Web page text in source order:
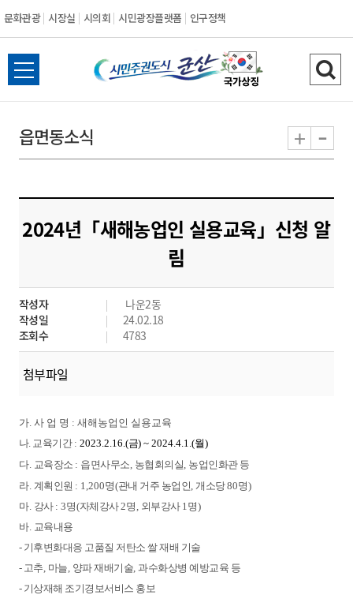
문화관광 시장실 시의회 시민광장플랫폼 인구정책
시
민
도
시
군
산
전
체
뉴
열
검
색
기
읍면동소식 + -
2024년「새해농업인 실용교육」신청 알
림
작성자
나운2동
작성일
24.02.18
조회수
4783
첨부파일
가. 사 업 명 : 새해농업인 실용교육
나. 교육기간 : 2023.2.16.(금) ~ 2024.4.1.(월)
다. 교육장소 : 읍면사무소 농협회의실 농업인화관 등
라. 계획인원 : 1,200명(관내 거주 농업인 개소당80명)
마. 강사 : 3명(자체강사2명 외부강사 1 명)
바. 교육내용
- 기후변화대응 고품질 저탄소 쌀 재배 기술
- 고추 마늘 양파 재배기술 ,과수화상병 예방교육 등
- 기상재해 조기경보서비스 홍보